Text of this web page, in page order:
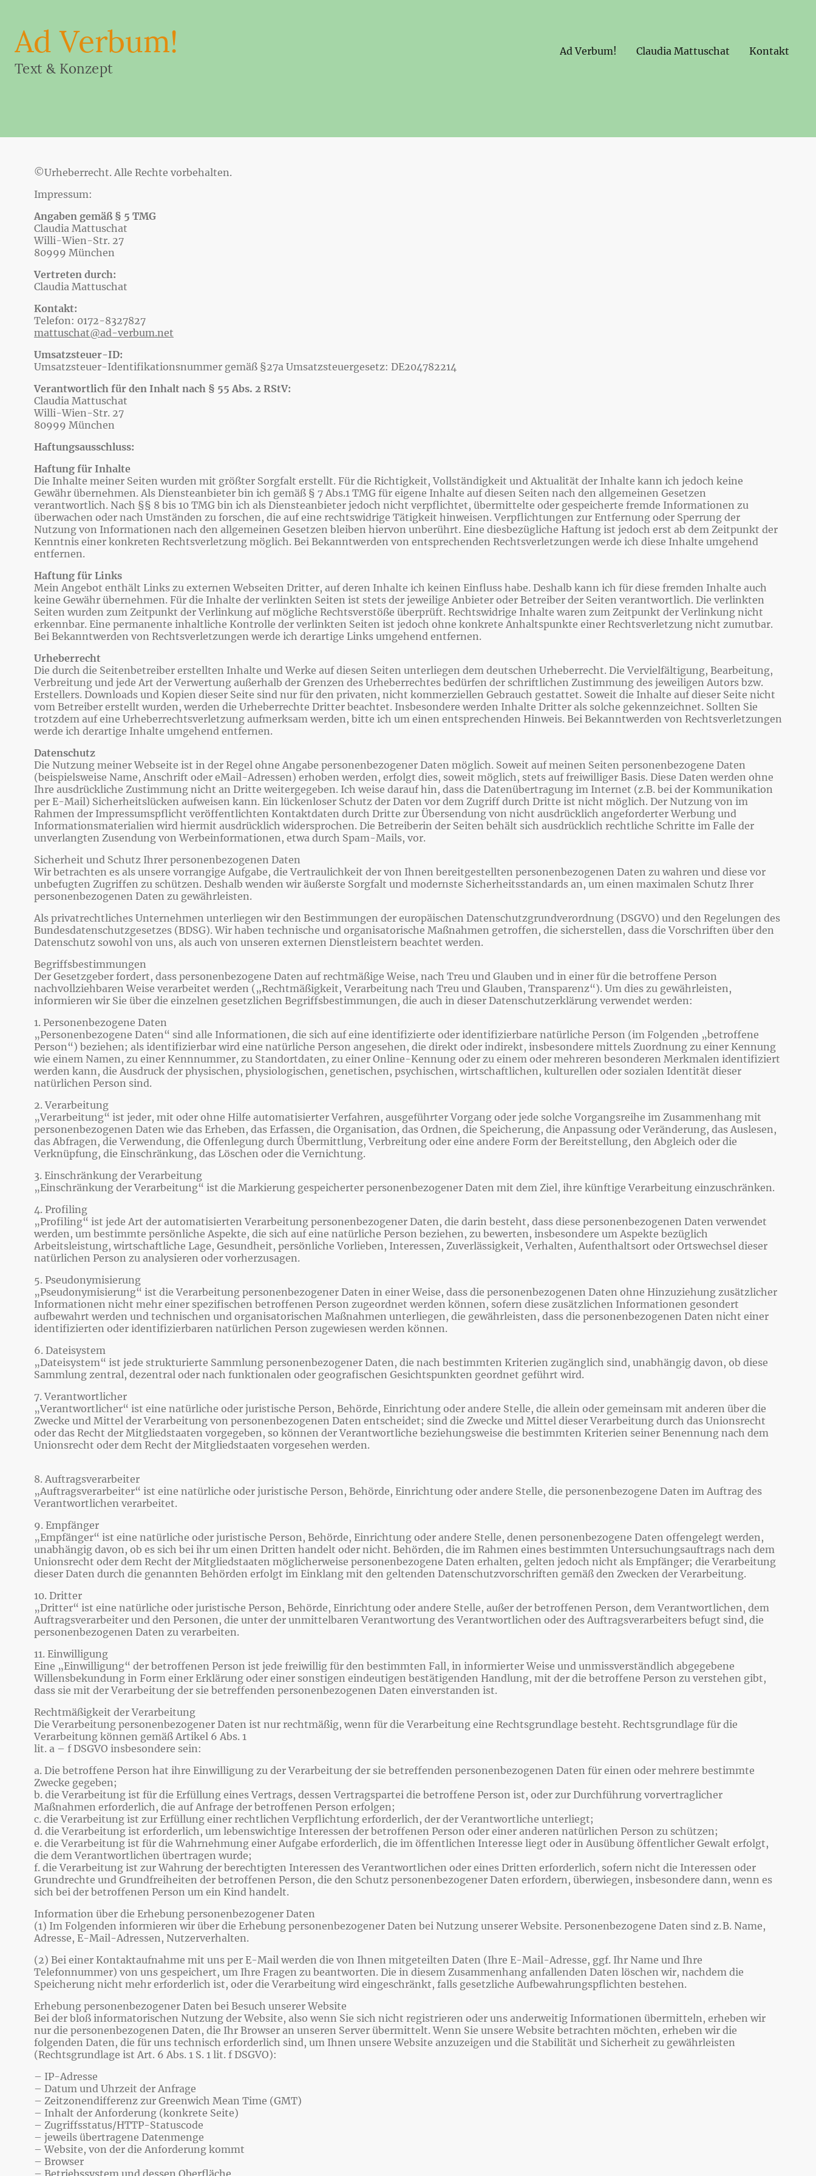
Ad Verbum!
Text & Konzept
Ad Verbum! Claudia Mattuschat Kontakt
©Urheberrecht. Alle Rechte vorbehalten.
Impressum:
Angaben gemäß § 5 TMG
Claudia Mattuschat
Willi-Wien-Str. 27
80999 München
Vertreten durch:
Claudia Mattuschat
Kontakt:
Telefon: 0172-8327827
mattuschat@ad-verbum.net
Umsatzsteuer-ID:
Umsatzsteuer-Identifikationsnummer gemäß §27a Umsatzsteuergesetz: DE204782214
Verantwortlich für den Inhalt nach § 55 Abs. 2 RStV:
Claudia Mattuschat
Willi-Wien-Str. 27
80999 München
Haftungsausschluss:
Haftung für Inhalte
Die Inhalte meiner Seiten wurden mit größter Sorgfalt erstellt. Für die Richtigkeit, Vollständigkeit und Aktualität der Inhalte kann ich jedoch keine
Gewähr übernehmen. Als Diensteanbieter bin ich gemäß § 7 Abs.1 TMG für eigene Inhalte auf diesen Seiten nach den allgemeinen Gesetzen
verantwortlich. Nach §§ 8 bis 10 TMG bin ich als Diensteanbieter jedoch nicht verpflichtet, übermittelte oder gespeicherte fremde Informationen zu
überwachen oder nach Umständen zu forschen, die auf eine rechtswidrige Tätigkeit hinweisen. Verpflichtungen zur Entfernung oder Sperrung der
Nutzung von Informationen nach den allgemeinen Gesetzen bleiben hiervon unberührt. Eine diesbezügliche Haftung ist jedoch erst ab dem Zeitpunkt der
Kenntnis einer konkreten Rechtsverletzung möglich. Bei Bekanntwerden von entsprechenden Rechtsverletzungen werde ich diese Inhalte umgehend
entfernen.
Haftung für Links
Mein Angebot enthält Links zu externen Webseiten Dritter, auf deren Inhalte ich keinen Einfluss habe. Deshalb kann ich für diese fremden Inhalte auch
keine Gewähr übernehmen. Für die Inhalte der verlinkten Seiten ist stets der jeweilige Anbieter oder Betreiber der Seiten verantwortlich. Die verlinkten
Seiten wurden zum Zeitpunkt der Verlinkung auf mögliche Rechtsverstöße überprüft. Rechtswidrige Inhalte waren zum Zeitpunkt der Verlinkung nicht
erkennbar. Eine permanente inhaltliche Kontrolle der verlinkten Seiten ist jedoch ohne konkrete Anhaltspunkte einer Rechtsverletzung nicht zumutbar.
Bei Bekanntwerden von Rechtsverletzungen werde ich derartige Links umgehend entfernen.
Urheberrecht
Die durch die Seitenbetreiber erstellten Inhalte und Werke auf diesen Seiten unterliegen dem deutschen Urheberrecht. Die Vervielfältigung, Bearbeitung,
Verbreitung und jede Art der Verwertung außerhalb der Grenzen des Urheberrechtes bedürfen der schriftlichen Zustimmung des jeweiligen Autors bzw.
Erstellers. Downloads und Kopien dieser Seite sind nur für den privaten, nicht kommerziellen Gebrauch gestattet. Soweit die Inhalte auf dieser Seite nicht
vom Betreiber erstellt wurden, werden die Urheberrechte Dritter beachtet. Insbesondere werden Inhalte Dritter als solche gekennzeichnet. Sollten Sie
trotzdem auf eine Urheberrechtsverletzung aufmerksam werden, bitte ich um einen entsprechenden Hinweis. Bei Bekanntwerden von Rechtsverletzungen
werde ich derartige Inhalte umgehend entfernen.
Datenschutz
Die Nutzung meiner Webseite ist in der Regel ohne Angabe personenbezogener Daten möglich. Soweit auf meinen Seiten personenbezogene Daten
(beispielsweise Name, Anschrift oder eMail-Adressen) erhoben werden, erfolgt dies, soweit möglich, stets auf freiwilliger Basis. Diese Daten werden ohne
Ihre ausdrückliche Zustimmung nicht an Dritte weitergegeben. Ich weise darauf hin, dass die Datenübertragung im Internet (z.B. bei der Kommunikation
per E-Mail) Sicherheitslücken aufweisen kann. Ein lückenloser Schutz der Daten vor dem Zugriff durch Dritte ist nicht möglich. Der Nutzung von im
Rahmen der Impressumspflicht veröffentlichten Kontaktdaten durch Dritte zur Übersendung von nicht ausdrücklich angeforderter Werbung und
Informationsmaterialien wird hiermit ausdrücklich widersprochen. Die Betreiberin der Seiten behält sich ausdrücklich rechtliche Schritte im Falle der
unverlangten Zusendung von Werbeinformationen, etwa durch Spam-Mails, vor.
Sicherheit und Schutz Ihrer personenbezogenen Daten
Wir betrachten es als unsere vorrangige Aufgabe, die Vertraulichkeit der von Ihnen bereitgestellten personenbezogenen Daten zu wahren und diese vor
unbefugten Zugriffen zu schützen. Deshalb wenden wir äußerste Sorgfalt und modernste Sicherheitsstandards an, um einen maximalen Schutz Ihrer
personenbezogenen Daten zu gewährleisten.
Als privatrechtliches Unternehmen unterliegen wir den Bestimmungen der europäischen Datenschutzgrundverordnung (DSGVO) und den Regelungen des
Bundesdatenschutzgesetzes (BDSG). Wir haben technische und organisatorische Maßnahmen getroffen, die sicherstellen, dass die Vorschriften über den
Datenschutz sowohl von uns, als auch von unseren externen Dienstleistern beachtet werden.
Begriffsbestimmungen
Der Gesetzgeber fordert, dass personenbezogene Daten auf rechtmäßige Weise, nach Treu und Glauben und in einer für die betroffene Person
nachvollziehbaren Weise verarbeitet werden („Rechtmäßigkeit, Verarbeitung nach Treu und Glauben, Transparenz“). Um dies zu gewährleisten,
informieren wir Sie über die einzelnen gesetzlichen Begriffsbestimmungen, die auch in dieser Datenschutzerklärung verwendet werden:
1. Personenbezogene Daten
„Personenbezogene Daten“ sind alle Informationen, die sich auf eine identifizierte oder identifizierbare natürliche Person (im Folgenden „betroffene
Person“) beziehen; als identifizierbar wird eine natürliche Person angesehen, die direkt oder indirekt, insbesondere mittels Zuordnung zu einer Kennung
wie einem Namen, zu einer Kennnummer, zu Standortdaten, zu einer Online-Kennung oder zu einem oder mehreren besonderen Merkmalen identifiziert
werden kann, die Ausdruck der physischen, physiologischen, genetischen, psychischen, wirtschaftlichen, kulturellen oder sozialen Identität dieser
natürlichen Person sind.
2. Verarbeitung
„Verarbeitung“ ist jeder, mit oder ohne Hilfe automatisierter Verfahren, ausgeführter Vorgang oder jede solche Vorgangsreihe im Zusammenhang mit
personenbezogenen Daten wie das Erheben, das Erfassen, die Organisation, das Ordnen, die Speicherung, die Anpassung oder Veränderung, das Auslesen,
das Abfragen, die Verwendung, die Offenlegung durch Übermittlung, Verbreitung oder eine andere Form der Bereitstellung, den Abgleich oder die
Verknüpfung, die Einschränkung, das Löschen oder die Vernichtung.
3. Einschränkung der Verarbeitung
„Einschränkung der Verarbeitung“ ist die Markierung gespeicherter personenbezogener Daten mit dem Ziel, ihre künftige Verarbeitung einzuschränken.
4. Profiling
„Profiling“ ist jede Art der automatisierten Verarbeitung personenbezogener Daten, die darin besteht, dass diese personenbezogenen Daten verwendet
werden, um bestimmte persönliche Aspekte, die sich auf eine natürliche Person beziehen, zu bewerten, insbesondere um Aspekte bezüglich
Arbeitsleistung, wirtschaftliche Lage, Gesundheit, persönliche Vorlieben, Interessen, Zuverlässigkeit, Verhalten, Aufenthaltsort oder Ortswechsel dieser
natürlichen Person zu analysieren oder vorherzusagen.
5. Pseudonymisierung
„Pseudonymisierung“ ist die Verarbeitung personenbezogener Daten in einer Weise, dass die personenbezogenen Daten ohne Hinzuziehung zusätzlicher
Informationen nicht mehr einer spezifischen betroffenen Person zugeordnet werden können, sofern diese zusätzlichen Informationen gesondert
aufbewahrt werden und technischen und organisatorischen Maßnahmen unterliegen, die gewährleisten, dass die personenbezogenen Daten nicht einer
identifizierten oder identifizierbaren natürlichen Person zugewiesen werden können.
6. Dateisystem
„Dateisystem“ ist jede strukturierte Sammlung personenbezogener Daten, die nach bestimmten Kriterien zugänglich sind, unabhängig davon, ob diese
Sammlung zentral, dezentral oder nach funktionalen oder geografischen Gesichtspunkten geordnet geführt wird.
7. Verantwortlicher
„Verantwortlicher“ ist eine natürliche oder juristische Person, Behörde, Einrichtung oder andere Stelle, die allein oder gemeinsam mit anderen über die
Zwecke und Mittel der Verarbeitung von personenbezogenen Daten entscheidet; sind die Zwecke und Mittel dieser Verarbeitung durch das Unionsrecht
oder das Recht der Mitgliedstaaten vorgegeben, so können der Verantwortliche beziehungsweise die bestimmten Kriterien seiner Benennung nach dem
Unionsrecht oder dem Recht der Mitgliedstaaten vorgesehen werden.
8. Auftragsverarbeiter
„Auftragsverarbeiter“ ist eine natürliche oder juristische Person, Behörde, Einrichtung oder andere Stelle, die personenbezogene Daten im Auftrag des
Verantwortlichen verarbeitet.
9. Empfänger
„Empfänger“ ist eine natürliche oder juristische Person, Behörde, Einrichtung oder andere Stelle, denen personenbezogene Daten offengelegt werden,
unabhängig davon, ob es sich bei ihr um einen Dritten handelt oder nicht. Behörden, die im Rahmen eines bestimmten Untersuchungsauftrags nach dem
Unionsrecht oder dem Recht der Mitgliedstaaten möglicherweise personenbezogene Daten erhalten, gelten jedoch nicht als Empfänger; die Verarbeitung
dieser Daten durch die genannten Behörden erfolgt im Einklang mit den geltenden Datenschutzvorschriften gemäß den Zwecken der Verarbeitung.
10. Dritter
„Dritter“ ist eine natürliche oder juristische Person, Behörde, Einrichtung oder andere Stelle, außer der betroffenen Person, dem Verantwortlichen, dem
Auftragsverarbeiter und den Personen, die unter der unmittelbaren Verantwortung des Verantwortlichen oder des Auftragsverarbeiters befugt sind, die
personenbezogenen Daten zu verarbeiten.
11. Einwilligung
Eine „Einwilligung“ der betroffenen Person ist jede freiwillig für den bestimmten Fall, in informierter Weise und unmissverständlich abgegebene
Willensbekundung in Form einer Erklärung oder einer sonstigen eindeutigen bestätigenden Handlung, mit der die betroffene Person zu verstehen gibt,
dass sie mit der Verarbeitung der sie betreffenden personenbezogenen Daten einverstanden ist.
Rechtmäßigkeit der Verarbeitung
Die Verarbeitung personenbezogener Daten ist nur rechtmäßig, wenn für die Verarbeitung eine Rechtsgrundlage besteht. Rechtsgrundlage für die
Verarbeitung können gemäß Artikel 6 Abs. 1
lit. a – f DSGVO insbesondere sein:
a. Die betroffene Person hat ihre Einwilligung zu der Verarbeitung der sie betreffenden personenbezogenen Daten für einen oder mehrere bestimmte
Zwecke gegeben;
b. die Verarbeitung ist für die Erfüllung eines Vertrags, dessen Vertragspartei die betroffene Person ist, oder zur Durchführung vorvertraglicher
Maßnahmen erforderlich, die auf Anfrage der betroffenen Person erfolgen;
c. die Verarbeitung ist zur Erfüllung einer rechtlichen Verpflichtung erforderlich, der der Verantwortliche unterliegt;
d. die Verarbeitung ist erforderlich, um lebenswichtige Interessen der betroffenen Person oder einer anderen natürlichen Person zu schützen;
e. die Verarbeitung ist für die Wahrnehmung einer Aufgabe erforderlich, die im öffentlichen Interesse liegt oder in Ausübung öffentlicher Gewalt erfolgt,
die dem Verantwortlichen übertragen wurde;
f. die Verarbeitung ist zur Wahrung der berechtigten Interessen des Verantwortlichen oder eines Dritten erforderlich, sofern nicht die Interessen oder
Grundrechte und Grundfreiheiten der betroffenen Person, die den Schutz personenbezogener Daten erfordern, überwiegen, insbesondere dann, wenn es
sich bei der betroffenen Person um ein Kind handelt.
Information über die Erhebung personenbezogener Daten
(1) Im Folgenden informieren wir über die Erhebung personenbezogener Daten bei Nutzung unserer Website. Personenbezogene Daten sind z. B. Name,
Adresse, E-Mail-Adressen, Nutzerverhalten.
(2) Bei einer Kontaktaufnahme mit uns per E-Mail werden die von Ihnen mitgeteilten Daten (Ihre E-Mail-Adresse, ggf. Ihr Name und Ihre
Telefonnummer) von uns gespeichert, um Ihre Fragen zu beantworten. Die in diesem Zusammenhang anfallenden Daten löschen wir, nachdem die
Speicherung nicht mehr erforderlich ist, oder die Verarbeitung wird eingeschränkt, falls gesetzliche Aufbewahrungspflichten bestehen.
Erhebung personenbezogener Daten bei Besuch unserer Website
Bei der bloß informatorischen Nutzung der Website, also wenn Sie sich nicht registrieren oder uns anderweitig Informationen übermitteln, erheben wir
nur die personenbezogenen Daten, die Ihr Browser an unseren Server übermittelt. Wenn Sie unsere Website betrachten möchten, erheben wir die
folgenden Daten, die für uns technisch erforderlich sind, um Ihnen unsere Website anzuzeigen und die Stabilität und Sicherheit zu gewährleisten
(Rechtsgrundlage ist Art. 6 Abs. 1 S. 1 lit. f DSGVO):
– IP-Adresse
– Datum und Uhrzeit der Anfrage
– Zeitzonendifferenz zur Greenwich Mean Time (GMT)
– Inhalt der Anforderung (konkrete Seite)
– Zugriffsstatus/HTTP-Statuscode
– jeweils übertragene Datenmenge
– Website, von der die Anforderung kommt
– Browser